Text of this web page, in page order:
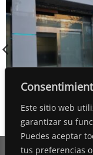
Este sitio web
garantizar su
Puedes aceptar
tus preferencias